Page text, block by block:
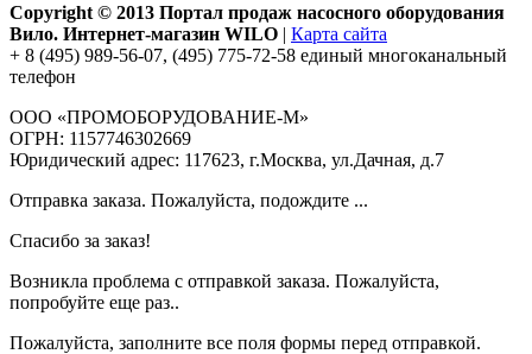
Copyright © 2013 Портал продаж насосного оборудования
Вило. Интернет-магазин WILO | Карта сайта
+ 8 (495) 989-56-07, (495) 775-72-58 единый многоканальный
телефон
ООО «ПРОМОБОРУДОВАНИЕ-М»
ОГРН: 1157746302669
Юридический адрес: 117623, г.Москва, ул.Дачная, д.7
Отправка заказа. Пожалуйста, подождите ...
Спасибо за заказ!
Возникла проблема с отправкой заказа. Пожалуйста,
попробуйте еще раз..
Пожалуйста, заполните все поля формы перед отправкой.